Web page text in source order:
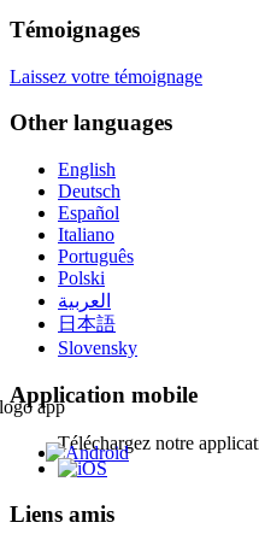
Témoignages
Laissez votre témoignage
Other languages
English
Deutsch
Español
Italiano
Português
Polski
العربية
日本語
Slovensky
Application mobile
Téléchargez notre
Liens amis